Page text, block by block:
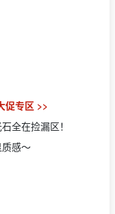
促专区 >>
全在捡漏区！
质感～